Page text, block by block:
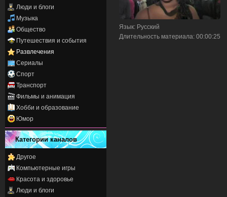
Люди и блоги
Музыка
Общество
Путешествия и события
Развлечения
Сериалы
Спорт
Транспорт
Фильмы и анимация
Хобби и образование
Юмор
Категории каналов
Другое
Компьютерные игры
Красота и здоровье
Люди и блоги
Язык: Русский
Длительность материала: 00:00:25